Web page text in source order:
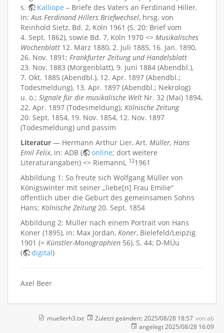
s.
Kalliope – Briefe des Vaters an Ferdinand Hiller,
in:Aus Ferdinand Hillers Briefwechsel, hrsg. von
Reinhold Sietz, Bd. 2, Köln 1961 (S. 20: Brief vom
4. Sept. 1862), sowie Bd. 7, Köln 1970 <> Musikalisches
Wochenblatt 12. März 1880, 2. Juli 1885, 16. Jan. 1890,
26. Nov. 1891; Frankfurter Zeitung und Handelsblatt
23. Nov. 1883 (Morgenblatt), 9. Juni 1884 (Abendbl.),
7. Okt. 1885 (Abendbl.), 12. Apr. 1897 (Abendbl.;
Todesmeldung), 13. Apr. 1897 (Abendbl.; Nekrolog)
u. ö.; Signale für die musikalische Welt Nr. 32 (Mai) 1894,
22. Apr. 1897 (Todesmeldung); Kölnische Zeitung
20. Sept. 1854, 19. Nov. 1854, 12. Nov. 1897
(Todesmeldung) und passim
Literatur — Hermann Arthur Lier, Art. Müller, Hans
Emil Felix, in: ADB ( online; dort weitere
Literaturangaben) <> RiemannL 121961
Abbildung 1: So freute sich Wolfgang Müller von
Königswinter mit seiner „liebe[n] Frau Emilie“
öffentlich über die Geburt des gemeinsamen Sohns
Hans; Kölnische Zeitung20. Sept. 1854
Abbildung 2: Müller nach einem Portrait von Hans
Koner (1895), in: Max Jordan, Koner, Bielefeld/Leipzig
1901 (= Künstler-Monographien 56), S. 44; D-MÜu
(
digital)
Axel Beer
muellerh3.txt Zuletzt geändert:2025/08/28 18:57 vonab
angelegt2025/08/28 16:09